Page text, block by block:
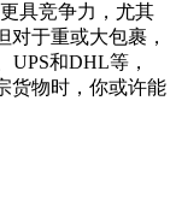
具竞争力，尤其
于重或大包裹，
UPS和DHL等，
货物时，你或许能